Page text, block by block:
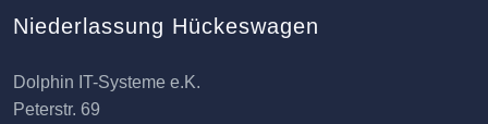
Niederlassung Hückeswagen
Dolphin IT-Systeme e.K.
Peterstr. 69